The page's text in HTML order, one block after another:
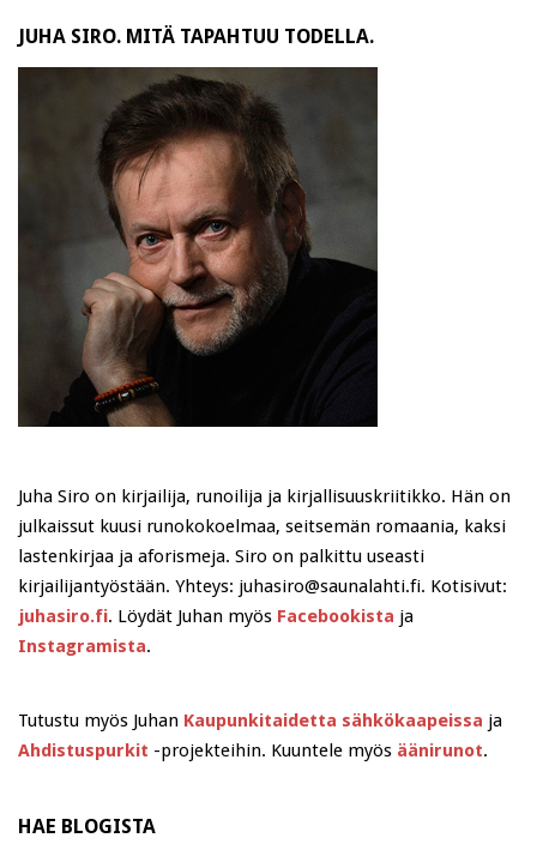
JUHA SIRO. MITÄ TAPAHTUU TODELLA.
Juha Siro on kirjailija, runoilija ja kirjallisuuskriitikko. Hän on
julkaissut kuusi runokokoelmaa, seitsemän romaania, kaksi
lastenkirjaa ja aforismeja. Siro on palkittu useasti
kirjailijantyöstään. Yhteys: juhasiro@saunalahti.fi. Kotisivut:
juhasiro.fi. Löydät Juhan myös Facebookista ja
Instagramista.
Tutustu myös Juhan Kaupunkitaidetta sähkökaapeissa ja
Ahdistuspurkit -projekteihin. Kuuntele myös äänirunot.
HAE BLOGISTA